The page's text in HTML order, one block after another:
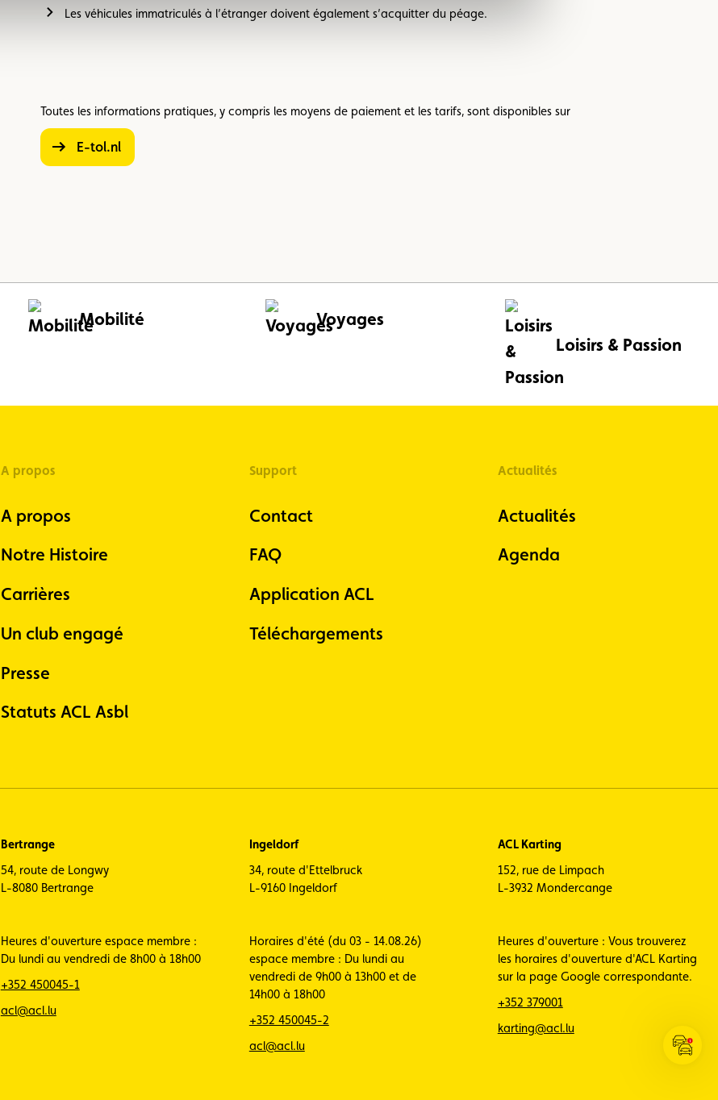
Les véhicules immatriculés à l’étranger doivent également s’acquitter du péage.
Toutes les informations pratiques, y compris les moyens de paiement et les tarifs, sont disponibles sur
e-tol.nl
Mobilité
Voyages
Loisirs & Passion
A propos
A propos
Notre Histoire
Carrières
Un club engagé
Presse
Statuts ACL Asbl
Support
Contact
FAQ
Application ACL
Téléchargements
Actualités
Actualités
Agenda
Bertrange
54, route de Longwy
L-8080 Bertrange
Heures d'ouverture espace membre :
Du lundi au vendredi de 8h00 à 18h00
+352 450045-1
acl@acl.lu
Ingeldorf
34, route d'Ettelbruck
L-9160 Ingeldorf
Horaires d'été (du 03 - 14.08.26)
espace membre : Du lundi au
vendredi de 9h00 à 13h00 et de
14h00 à 18h00
+352 450045-2
acl@acl.lu
ACL Karting
152, rue de Limpach
L-3932 Mondercange
Heures d'ouverture : Vous trouverez
les horaires d'ouverture d'ACL Karting
sur la page Google correspondante.
+352 379001
karting@acl.lu
Ouvrir